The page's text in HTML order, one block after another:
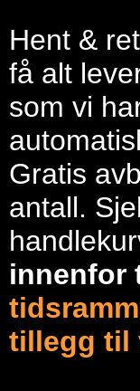
Hent &
få alt
som vi
Gratis
antall.
innenfor
tillegg til